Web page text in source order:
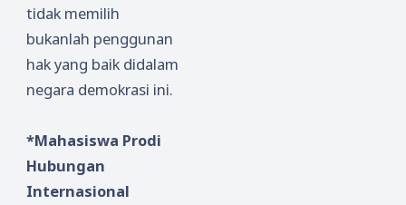
tidak memilih
bukanlah penggunan
hak yang baik didalam
negara demokrasi ini.
*Mahasiswa Prodi
Hubungan
Internasional